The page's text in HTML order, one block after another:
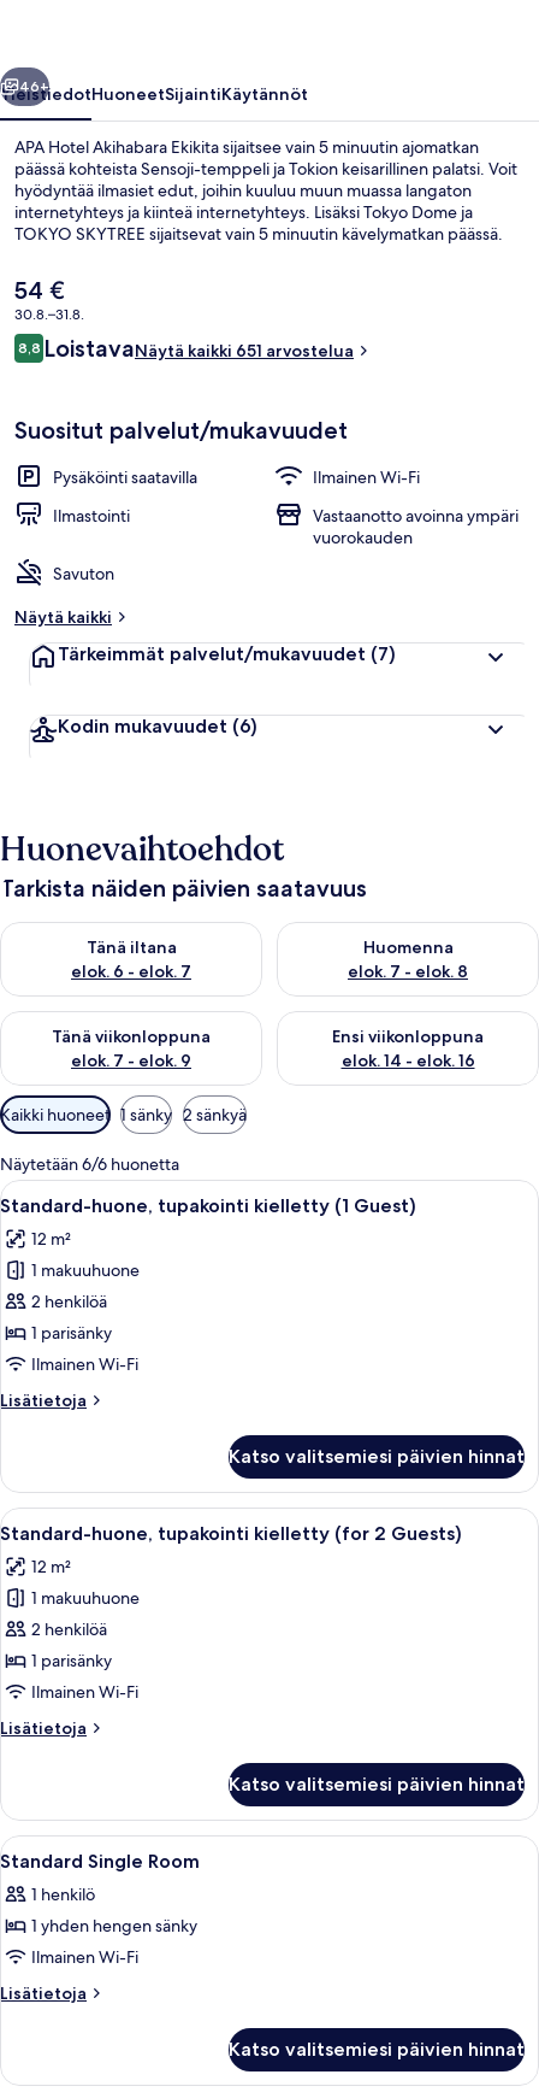
Ulkopuoli
Seuraava
46+
YleistiedotHuoneetSijaintiKäytännöt
APA Hotel Akihabara Ekikita sijaitsee vain 5 minuutin ajomatkan
päässä kohteista Sensoji-temppeli ja Tokion keisarillinen palatsi. Voit
hyödyntää ilmasiet edut, joihin kuuluu muun muassa langaton
internetyhteys ja kiinteä internetyhteys. Lisäksi Tokyo Dome ja
TOKYO SKYTREE sijaitsevat vain 5 minuutin kävelymatkan päässä.
arvostavat. Majoituspaikka sijaitsee lyhyen kävelymatkan päässä
julkisen liikenteen yhteyksistä: Naka-Okachimachin asema sijaitsee 6
minuutin ja Suehirochon asema 6 minuutin kävelymatkan päässä.
Nykyinen
hinta
on
54 €
54 €
30.8.–31.8.
Arvostelut
8,88,8 kautta 10.
LoistavaNäytä kaikki 651 arvostelua
Suositut palvelut/mukavuudet
Pysäköinti saatavilla
Ilmainen Wi-Fi
Ilmastointi
Vastaanotto avoinna ympäri
vuorokauden
Savuton
Näytä kaikki
Tärkeimmät palvelut/mukavuudet (7)
Kodin mukavuudet (6)
Huonevaihtoehdot
Tarkista näiden päivien saatavuus
Tänä iltana
elok. 6 - elok. 7
Tarkista tämän illan saatavuus elok. 6 - elok. 7
Huomenna
elok. 7 - elok. 8
Tarkista huomisen saatavuus
Tänä viikonloppuna
elok. 7 - elok. 9
Tarkista tämän viikonlopun saatavuus elok. 7 - elok. 9
Ensi viikonloppuna
elok. 14 - elok. 16
Tarkista ensi viikonlopun
Huoneille
saatavilla
olevia
suodattimia
Kaikki huoneet 1 sänky 2 sänkyä
Näytetään 6/6 huonetta
Avaa
kaikki
huonetyypin
Standard-
huone,
tupakointi
kielletty
Guest)
Standard-huone, tupakointi
28
Standard-huone, tupakointi kielletty (1 Guest)
12 m²
1 makuuhuone
2 henkilöä
1 parisänky
Ilmainen Wi-Fi
Lisätietoja
Lisätietoja
tupakointi
kielletty
(1
Katso valitsemiesi päivien hinnat
Avaa
kaikki
huonetyypin
Standard-
huone,
tupakointi
kielletty
2
Hotellihuone, jossa on sänky,
28
Standard-huone, tupakointi kielletty (for 2 Guests)
12 m²
1 makuuhuone
2 henkilöä
1 parisänky
Ilmainen Wi-Fi
Lisätietoja
Lisätietoja
tupakointi
kielletty
(for
Guests)
Katso valitsemiesi päivien hinnat
Avaa
kaikki
huonetyypin
Standard
Single
Room
Hotellihuone, jossa on sänky,
1
Standard Single Room
1 henkilö
1 yhden hengen sänky
Ilmainen Wi-Fi
Lisätietoja
Lisätietoja
Room
Katso valitsemiesi päivien hinnat